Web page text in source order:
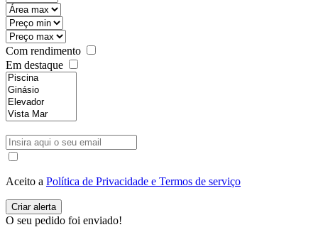
Com rendimento
Em destaque
Aceito a Política de Privacidade e Termos de serviço
O seu pedido foi enviado!